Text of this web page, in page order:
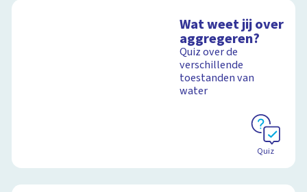
Wat weet jij over
aggregeren?
Quiz over de
verschillende
toestanden van
water
Quiz